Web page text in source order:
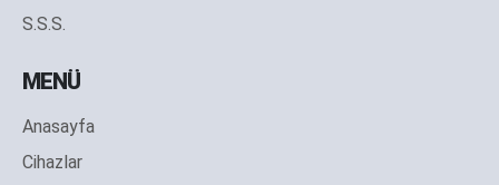
S.S.S.
MENÜ
Anasayfa
Cihazlar